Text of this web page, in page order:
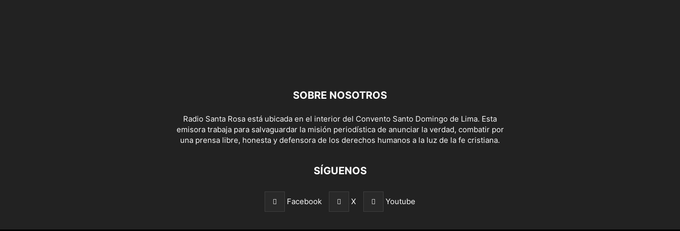
SOBRE NOSOTROS
Radio Santa Rosa está ubicada en el interior del Convento Santo Domingo de Lima. Esta
emisora trabaja para salvaguardar la misión periodística de anunciar la verdad, combatir por
una prensa libre, honesta y defensora de los derechos humanos a la luz de la fe cristiana.
SÍGUENOS
Facebook X Youtube